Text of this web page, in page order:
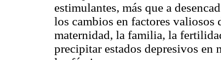
estimulantes, más que a
los cambios en factores
maternidad, la familia, la
precipitar estados depresivos en